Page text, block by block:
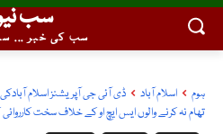
سب
سب کی خبر ...
ہوم اسلام آباد
ڈی آئی جی آپریشنز اسلام
تھام نہ کرنے والوں ایس ایچ او کے خلاف سخت